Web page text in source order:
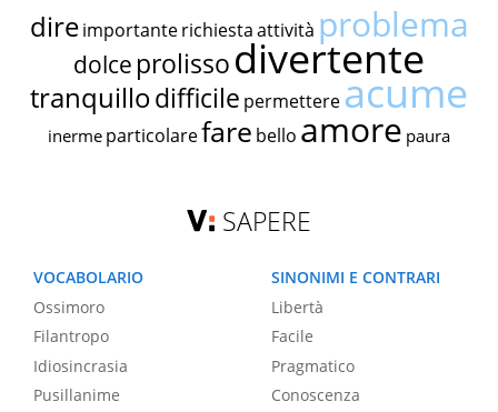
dire importante richiestaattività problema
dolce prolissodivertente
tranquillodifficile permettereacume
inerme particolarefare bello amore paura
SAPERE
VOCABOLARIO
Ossimoro
Filantropo
Idiosincrasia
Pusillanime
SINONIMI E CONTRARI
Libertà
Facile
Pragmatico
Conoscenza